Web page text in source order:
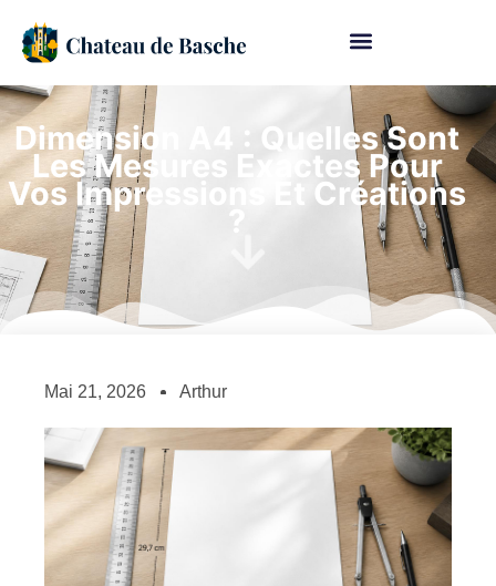
Dimension A4 : Quelles Sont
Les Mesures Exactes Pour
Vos Impressions Et Créations
Mai 21, 2026 Arthur